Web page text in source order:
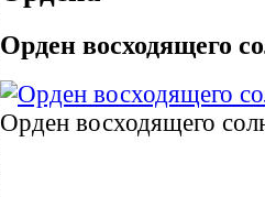
Орден восходящего
Орден восходящего